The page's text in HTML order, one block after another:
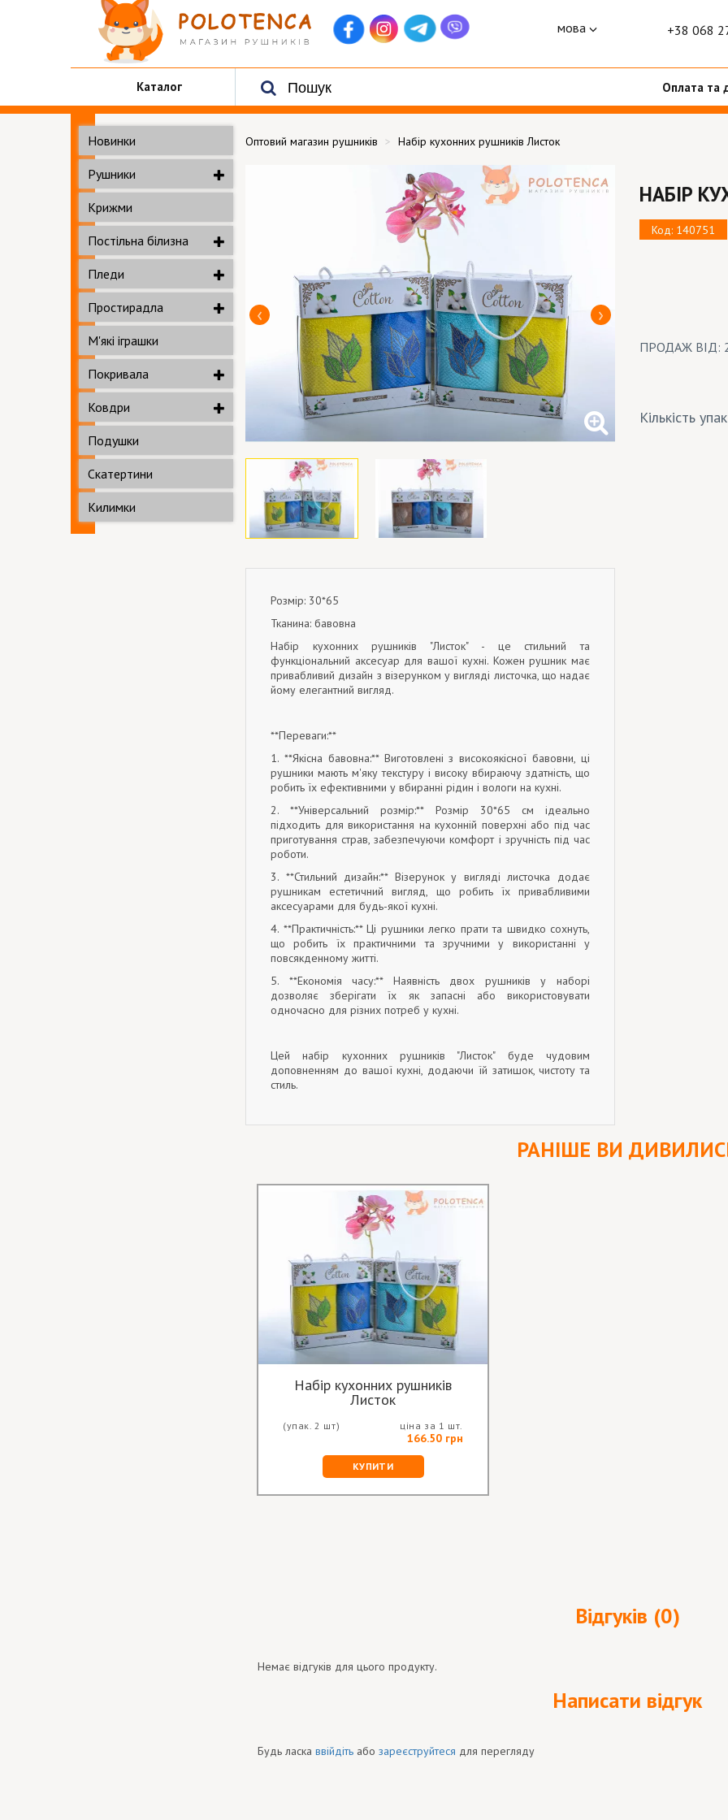
мова +38 068
Каталог Оплата та
Новинки
Рушники
Крижми
Постільна білизна
Пледи
Простирадла
М'які іграшки
Покривала
Ковдри
Подушки
Скатертини
Килимки
Оптовий магазин рушників Набір кухонних рушників Листок
Розмір: 30*65
Тканина: бавовна
Набір кухонних рушників "Листок" - це стильний та
функціональний аксесуар для вашої кухні. Кожен рушник має
привабливий дизайн з візерунком у вигляді листочка, що надає
йому елегантний вигляд.
**Переваги:**
1. **Якісна бавовна:** Виготовлені з високоякісної бавовни, ці
рушники мають м'яку текстуру і високу вбираючу здатність, що
робить їх ефективними у вбиранні рідин і вологи на кухні.
2. **Універсальний розмір:** Розмір 30*65 см ідеально
підходить для використання на кухонній поверхні або під час
приготування страв, забезпечуючи комфорт і зручність під час
роботи.
3. **Стильний дизайн:** Візерунок у вигляді листочка додає
рушникам естетичний вигляд, що робить їх привабливими
аксесуарами для будь-якої кухні.
4. **Практичність:** Ці рушники легко прати та швидко сохнуть,
що робить їх практичними та зручними у використанні у
повсякденному житті.
5. **Економія часу:** Наявність двох рушників у наборі
дозволяє зберігати їх як запасні або використовувати
одночасно для різних потреб у кухні.
Цей набір кухонних рушників "Листок" буде чудовим
доповненням до вашої кухні, додаючи їй затишок, чистоту та
стиль.
НАБІР
Код: 140751
ПРОДАЖ ВІД:
Кількість
РАНІШЕ ВИ
Набір кухонних рушників
Листок
(упак. 2 шт) ціна за 1 шт.
166.50 грн
КУПИТИ
Відгуків (0)
Немає відгуків для цього продукту.
Написати відгук
Будь ласка ввійдіть або зареєструйтеся для перегляду